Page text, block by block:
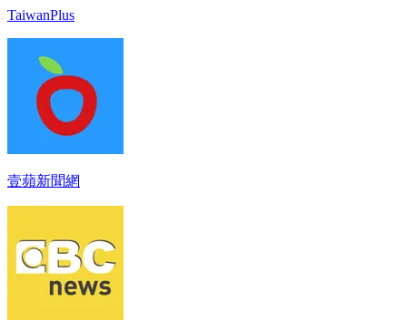
TaiwanPlus
壹蘋新聞網